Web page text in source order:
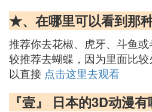
★、在哪里可以看到那
推荐你去花椒、虎牙、斗鱼
较推荐去蝴蝶，因为里面比
以直接 点击这里去观看
『壹』 日本的3D动漫